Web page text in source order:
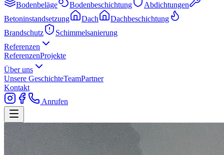
Bodenbeläge
Bodenbeschichtung
Abdichtungen
Betoninstandsetzung
Dach
Dachbeschichtung
Brandschutz
Schimmelsanierung
Referenzen
ReferenzenProjekte
Über uns
Unsere GeschichteTeamPartner
Kontakt
Anrufen